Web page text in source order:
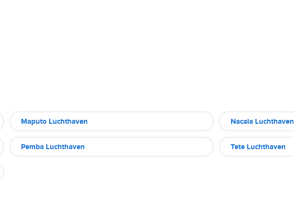
Maputo Luchthaven Nacala Luchthaven
Pemba Luchthaven Tete Luchthaven